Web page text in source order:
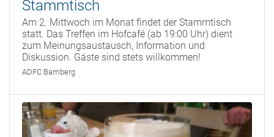
Stammtisch
Am 2. Mittwoch im Monat findet der Stammtisch
statt. Das Treffen im Hofcafé (ab 19:00 Uhr) dient
zum Meinungsaustausch, Information und
Diskussion. Gäste sind stets willkommen!
ADFC Bamberg